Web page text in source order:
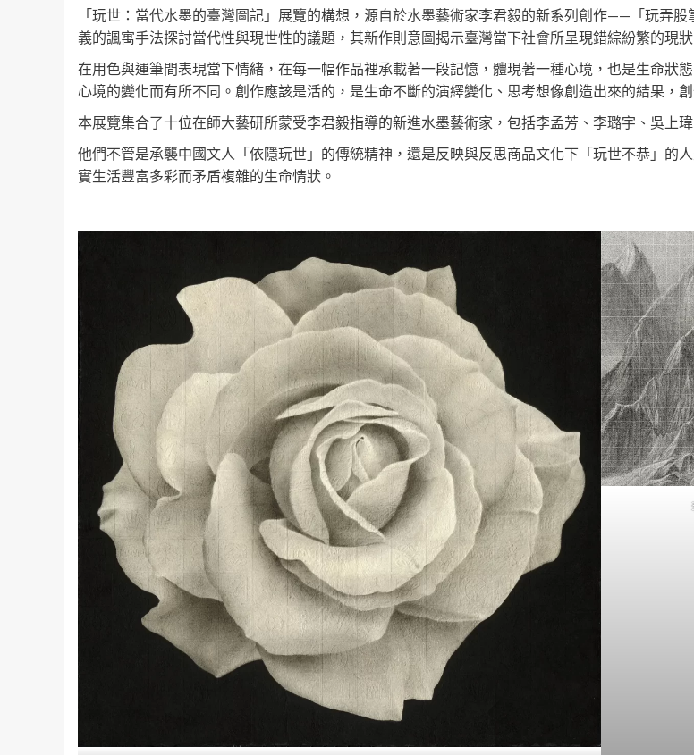
「玩世：當代水墨的臺灣圖記」展覽的構想，源自於水墨藝術家李君毅的新系列創作——「玩弄
義的諷寓手法探討當代性與現世性的議題，其新作則意圖揭示臺灣當下社會所呈現錯綜紛繁的現狀
在用色與運筆間表現當下情緒，在每一幅作品裡承載著一段記憶，體現著一種心境，也是生命狀
心境的變化而有所不同。創作應該是活的，是生命不斷的演繹變化、思考想像創造出來的結果，
本展覽集合了十位在師大藝研所蒙受李君毅指導的新進水墨藝術家，包括李孟芳、李璐宇、吳上
他們不管是承襲中國文人「依隱玩世」的傳統精神，還是反映與反思商品文化下「玩世不恭」的
實生活豐富多彩而矛盾複雜的生命情狀。